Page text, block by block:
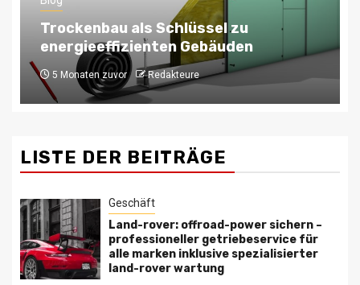
Skalierbare Architektur: Wie eine
Symfony Entwicklungsfirma Ihre
Anwendung zukunftssicher macht
6 Monaten zuvor Redakteure
LISTE DER BEITRÄGE
Geschäft
Land-rover: offroad-power sichern –
professioneller getriebeservice für
alle marken inklusive spezialisierter
land-rover wartung